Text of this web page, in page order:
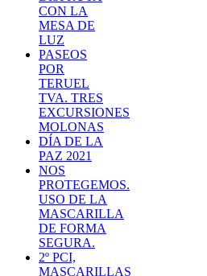
CON LA
MESA DE
LUZ
PASEOS
POR
TERUEL
TVA. TRES
EXCURSIONES
MOLONAS
DÍA DE LA
PAZ 2021
NOS
PROTEGEMOS.
USO DE LA
MASCARILLA
DE FORMA
SEGURA.
2º PCI,
MASCARILLAS